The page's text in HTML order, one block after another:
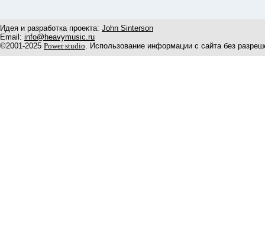
Идея и разработка проекта: John Sinterson
Email: info@heavymusic.ru
©2001-2025 Power studio. Использование информации с сайта без